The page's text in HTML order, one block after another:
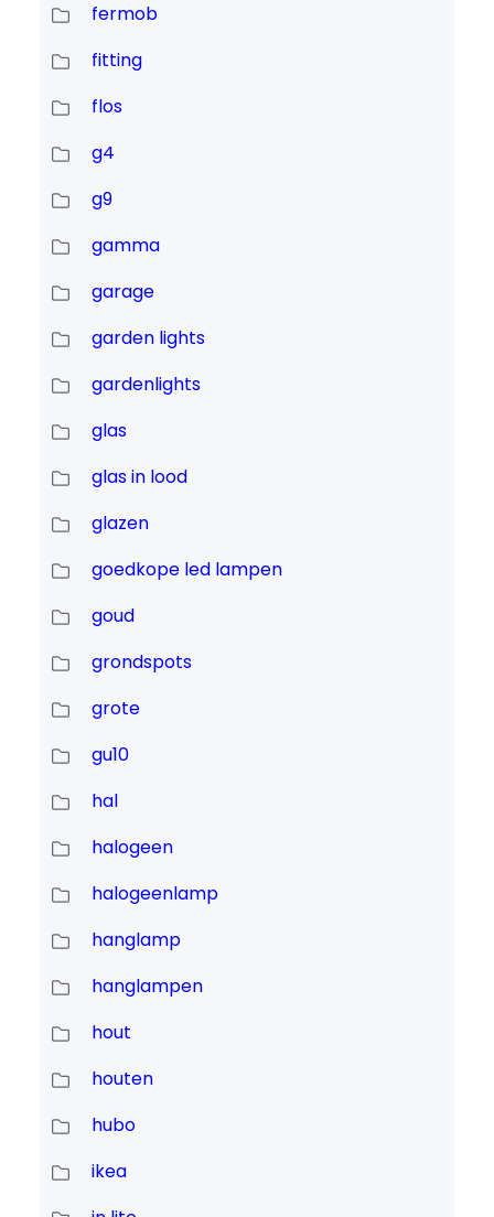
fermob
fitting
flos
g4
g9
gamma
garage
garden lights
gardenlights
glas
glas in lood
glazen
goedkope led lampen
goud
grondspots
grote
gu10
hal
halogeen
halogeenlamp
hanglamp
hanglampen
hout
houten
hubo
ikea